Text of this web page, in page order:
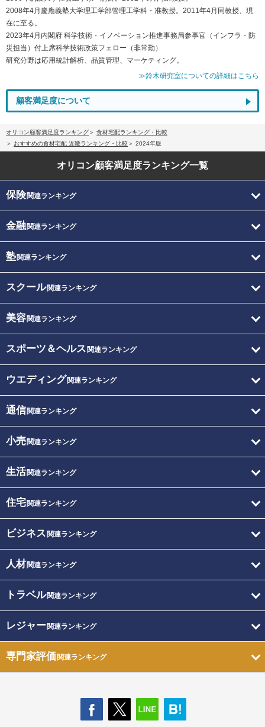
2008年4月慶應義塾大学理工学部管理工学科・准教授。2011年4月同教授、現
在に至る。
2023年4月内閣府 科学技術・イノベーション推進事務局参事官（インフラ・防
災担当）付上席科学技術政策フェロー（非常勤）
研究分野は応用統計解析、品質管理、マーケティング。
≫鈴木研究室についての詳細はこちら
顧客満足度について
オリコン顧客満足度ランキング
食材宅配ランキング・比較
おすすめの食材宅配 近畿ランキング・比較
2024年版
オリコン顧客満足度ランキング一覧
保険関連ランキング
金融関連ランキング
塾関連ランキング
スクール関連ランキング
美容関連ランキング
スポーツ＆ヘルス 関連ランキング
ウエディング関連ランキング
通信関連ランキング
小売関連ランキング
生活関連ランキング
住宅関連ランキング
ビジネス 関連ランキング
人材関連ランキング
トラベル関連ランキング
レジャー関連ランキング
専門家評価関連ランキング